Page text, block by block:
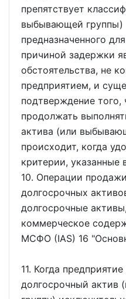
препятствует
выбывающей группы)
предназначенного
причиной задержки
обстоятельства, не
предприятием, и
подтверждение того,
продолжать
актива (или
происходит, когда
критерии, указанные
10. Операции
долгосрочных
долгосрочные
коммерческое
МСФО (IAS) 16
11. Когда
долгосрочный